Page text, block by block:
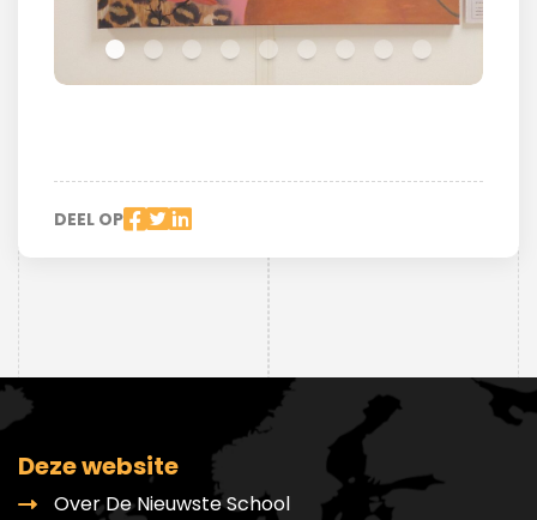
DEEL OP
Deze website
Over De Nieuwste School